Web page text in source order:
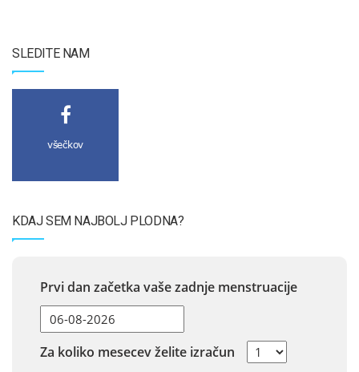
SLEDITE NAM
všečkov
KDAJ SEM NAJBOLJ PLODNA?
Prvi dan začetka vaše zadnje menstruacije
Za koliko mesecev želite izračun